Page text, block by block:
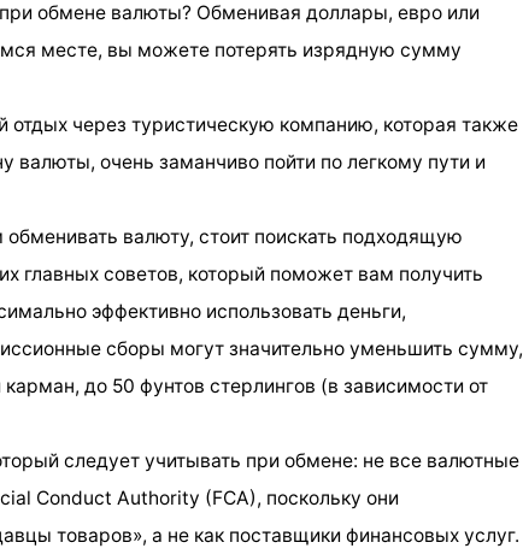
обмене валюты? Обменивая доллары, евро или
месте, вы можете потерять изрядную сумму
отдых через туристическую компанию, которая также
валюты, очень заманчиво пойти по легкому пути и
валюту, стоит поискать подходящую
главных советов, который поможет вам получить
эффективно использовать деньги,
сборы могут значительно уменьшить сумму,
до 50 фунтов стерлингов (в зависимости от
следует учитывать при обмене: не все валютные
Conduct Authority (FCA), поскольку они
товаров», а не как поставщики финансовых услуг.